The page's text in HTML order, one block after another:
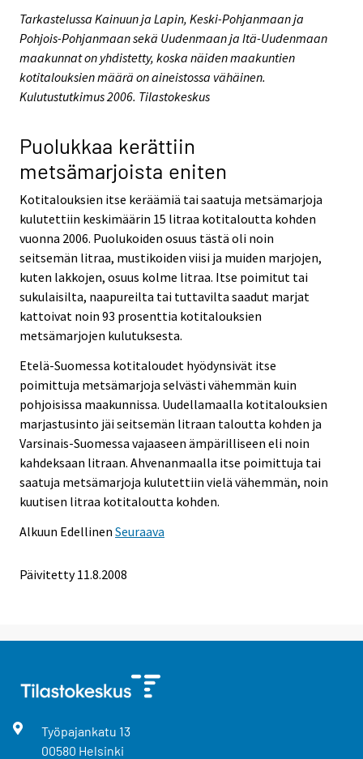
Tarkastelussa Kainuun ja Lapin, Keski-Pohjanmaan ja
Pohjois-Pohjanmaan sekä Uudenmaan ja Itä-Uudenmaan
maakunnat on yhdistetty, koska näiden maakuntien
kotitalouksien määrä on aineistossa vähäinen.
Kulutustutkimus 2006. Tilastokeskus
Puolukkaa kerättiin
metsämarjoista eniten
Kotitalouksien itse keräämiä tai saatuja metsämarjoja
kulutettiin keskimäärin 15 litraa kotitaloutta kohden
vuonna 2006. Puolukoiden osuus tästä oli noin
seitsemän litraa, mustikoiden viisi ja muiden marjojen,
kuten lakkojen, osuus kolme litraa. Itse poimitut tai
sukulaisilta, naapureilta tai tuttavilta saadut marjat
kattoivat noin 93 prosenttia kotitalouksien
metsämarjojen kulutuksesta.
Etelä-Suomessa kotitaloudet hyödynsivät itse
poimittuja metsämarjoja selvästi vähemmän kuin
pohjoisissa maakunnissa. Uudellamaalla kotitalouksien
marjastusinto jäi seitsemän litraan taloutta kohden ja
Varsinais-Suomessa vajaaseen ämpärilliseen eli noin
kahdeksaan litraan. Ahvenanmaalla itse poimittuja tai
saatuja metsämarjoja kulutettiin vielä vähemmän, noin
kuutisen litraa kotitaloutta kohden.
Alkuun Edellinen Seuraava
Päivitetty11.8.2008
Työpajankatu 13
00580 Helsinki